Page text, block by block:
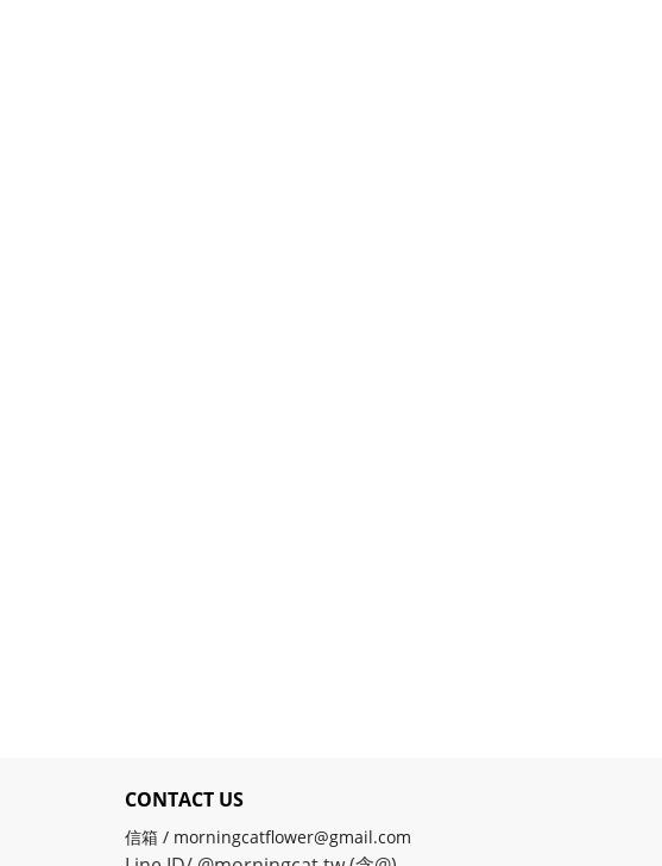
CONTACT US
信箱 / morningcatflower@gmail.com